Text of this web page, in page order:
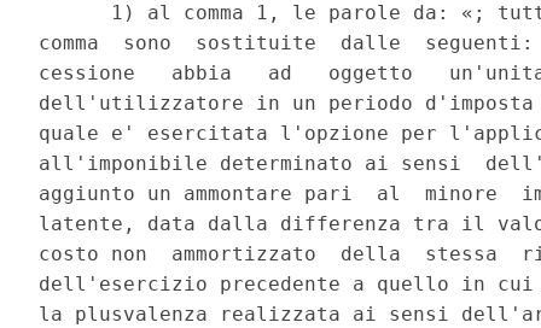
1) al comma 1, le parole da: «;
comma  sono  sostituite  dalle
cessione   abbia   ad   oggetto
dell'utilizzatore in un periodo
quale e' esercitata l'opzione per
all'imponibile determinato ai sensi
aggiunto un ammontare pari  al  minore
latente, data dalla differenza tra il
costo non  ammortizzato  della
dell'esercizio precedente a quello in
la plusvalenza realizzata ai sensi